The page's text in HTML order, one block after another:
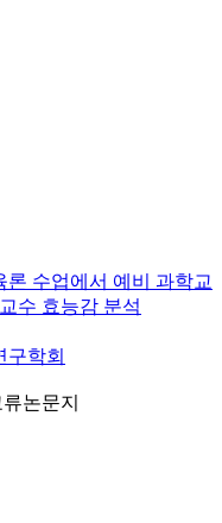
론 수업에서 예비 과학교
수 효능감 분석
구학회
논문지